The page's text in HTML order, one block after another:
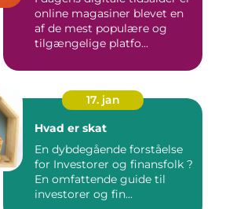
online magasiner blevet en
af de mest populære og
tilgængelige platfo...
17. jan
Hvad er skat
En dybdegående forståelse
for Investorer og finansfolk ?
En omfattende guide til
investorer og fin...